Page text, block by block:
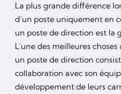
La plus grande différence
d’un poste uniquement en
un poste de direction est la
L’une des meilleures
un poste de direction
collaboration avec son
développement de leurs